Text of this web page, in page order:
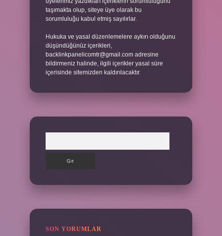
taşımakta olup, siteye üye olarak bu
sorumluluğu kabul etmiş sayılırlar.
Hukuka ve yasal düzenlemelere aykırı olduğunu
düşündüğünüz içerikleri,
backlinkpanelicomtr@gmail.com adresine
bildirmeniz halinde, ilgili içerikler yasal süre
içerisinde sitemizden kaldırılacaktır.
SON YORUMLAR